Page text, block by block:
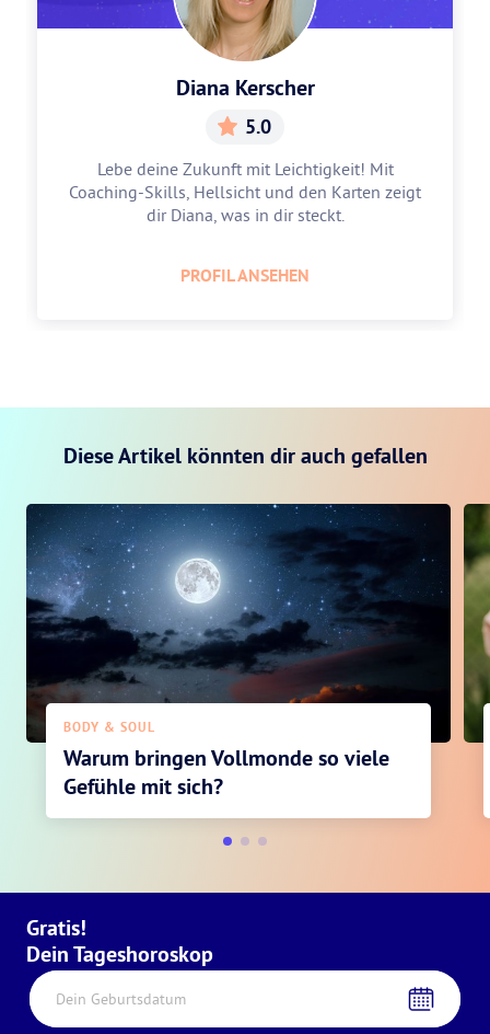
Diana Kerscher
5.0
Lebe deine Zukunft mit Leichtigkeit! Mit
Coaching-Skills, Hellsicht und den Karten zeigt
dir Diana, was in dir steckt.
PROFIL ANSEHEN
Diese Artikel könnten dir auch gefallen
BODY & SOUL
Warum bringen Vollmonde so viele
Gefühle mit sich?
Gratis!
Dein Tageshoroskop
Dein Geburtsdatum